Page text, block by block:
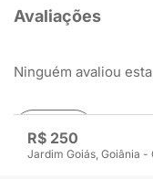
R$ 250
Jardim Goiás, Goiânia -
Avaliações
Ninguém avaliou
Avaliar